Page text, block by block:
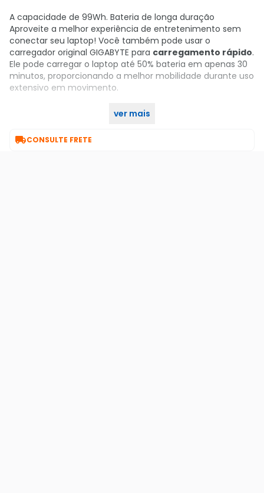
A capacidade de 99Wh. Bateria de longa duração
Aproveite a melhor experiência de entretenimento sem
conectar seu laptop! Você também pode usar o
carregador original GIGABYTE para carregamento rápido.
Ele pode carregar o laptop até 50% bateria em apenas 30
minutos, proporcionando a melhor mobilidade durante uso
extensivo em movimento.
ver mais
CONSULTE FRETE